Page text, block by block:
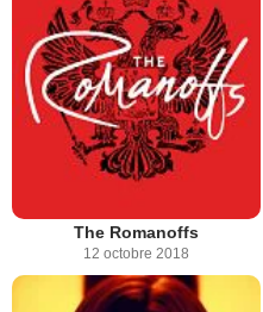
The Romanoffs
12 octobre 2018